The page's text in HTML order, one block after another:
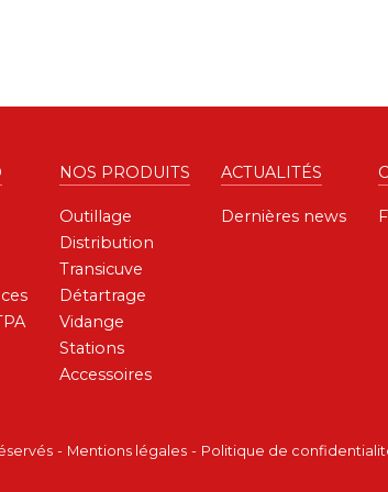
NOS PRODUITS
Outillage
Distribution
Transicuve
Détartrage
Vidange
Stations
Accessoires
ACTUALITÉS
Dernières news
Mentions légales Politique de